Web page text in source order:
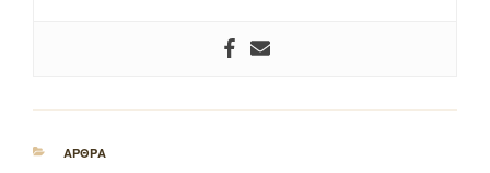
ΚΑΤΗΓΟΡΙΕΣ
ΑΡΘΡΑ